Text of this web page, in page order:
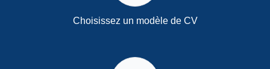
Choisissez un modèle de CV